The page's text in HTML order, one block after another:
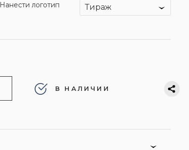
Нанести логотип Тираж
В НАЛИЧИИ